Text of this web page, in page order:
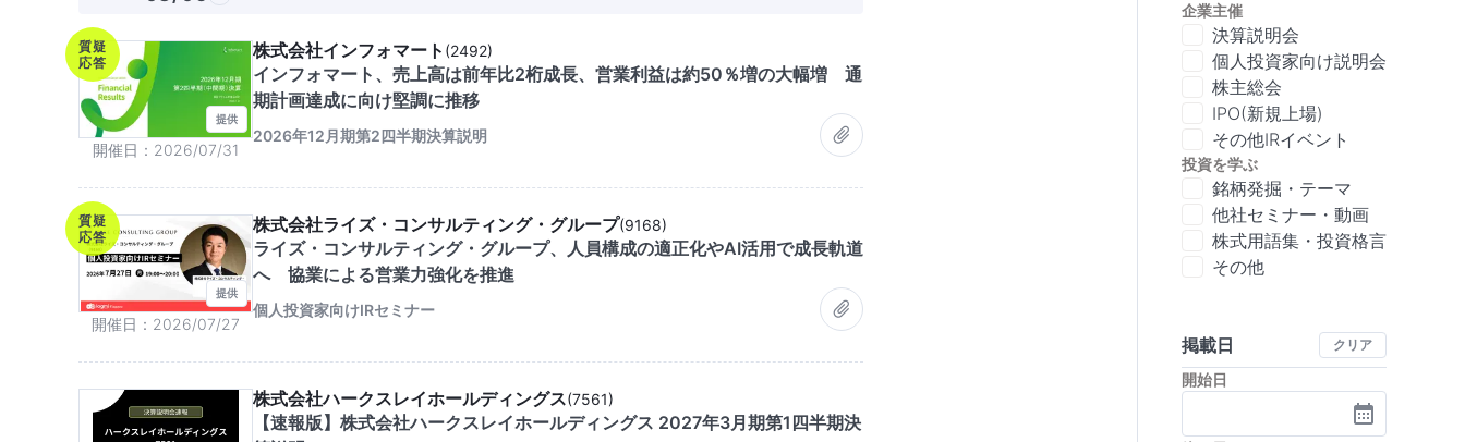
質疑
応答
提供
開催日 2026/07/31
株式会社インフォマート (2492)
インフォマート、売上高は前年比2桁成長、営業利益は約50％増の大幅増 通
期計画達成に向け堅調に推移
2026年12月期第2四半期決算説明
質疑
応答
提供
開催日 2026/07/27
株式会社ライズ・コンサルティング・グループ(9168)
ライズ・コンサルティング・グループ、人員構成の適正化やAI活用で成長軌道
へ 協業による営業力強化を推進
個人投資家向けIRセミナー
株式会社ハークスレイホールディングス(7561)
【速報版】株式会社ハークスレイホールディングス 2027年3月期第1四半期決
企業主催
決算説明会
個人投資家向け説明会
株主総会
IPO(新規上場)
その他IRイベント
投資を学ぶ
銘柄発掘・テーマ
他社セミナー・動画
株式用語集・投資格言
その他
掲載日 クリア
開始日